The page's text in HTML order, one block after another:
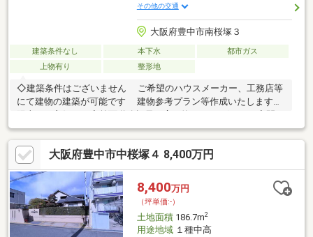
その他の交通
大阪府豊中市南桜塚３
建築条件なし 本下水
都市ガス
上物有り
整形地
◇建築条件はございません ご希望のハウスメーカー、工務店等
にて建物の建築が可能です 建物参考プラン等作成いたします◆
はゆったり約8.0ｍございます◇整形地です◆道路との高低差の少
ないお土地です◇緑豊かな閑静な住宅街です◆近隣にはスーパ
ー・コンビニ等買物施設の揃う便利な住環境です◇南桜塚小学校
まで約150ｍ（徒歩2分）◆第三中学校まで約850ｍ（徒歩11分）
◇コープ桜塚まで約320ｍ（徒歩4分）◆詳細は物件担当者までお
気軽にお問合ください◇皆様からのお問合を心よりお待ちしてお
ります
大阪府豊中市中桜塚４ 8,400万円
8,400万円
（坪単価:-）
土地面積186.7m2
用途地域１種中高